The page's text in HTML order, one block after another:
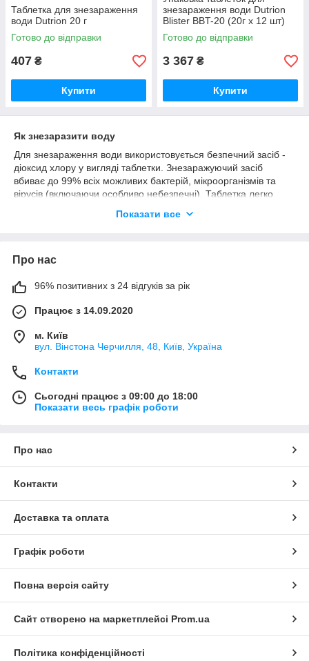
Таблетка для знезараження
води Dutrion 20 г
Готово до відправки
407 ₴
Купити
знезараження води Dutrion
Blister BBT-20 (20г х 12 шт)
Готово до відправки
3 367 ₴
Купити
Як знезаразити воду
Для знезараження води використовується безпечний засіб -
діоксид хлору у вигляді таблетки. Знезаражуючий засіб
вбиває до 99% всіх можливих бактерій, мікроорганізмів та
вірусів (включаючи особливо небезпечні). Таблетка легко
користування засобами знезараження ви можете в магазині
Замовити таблетки для дезінфекції води і поверхонь можна з
телефонами, вказаними на сайті.
Показати все
Про нас
96% позитивних з 24 відгуків за рік
Працює з 14.09.2020
м. Київ
вул. Вінстона Черчилля, 48, Київ, Україна
Контакти
Сьогодні працює з 09:00 до 18:00
Показати весь графік роботи
Про нас
Контакти
Доставка та оплата
Графік роботи
Повна версія сайту
Сайт створено на маркетплейсі Prom.ua
Політика конфіденційності